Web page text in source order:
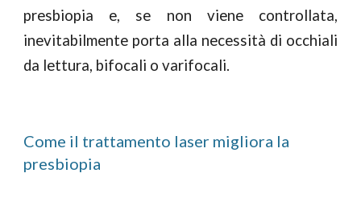
presbiopia e, se non viene controllata,
inevitabilmente porta alla necessità di occhiali
da lettura, bifocali o varifocali.
Come il trattamento laser migliora la
presbiopia